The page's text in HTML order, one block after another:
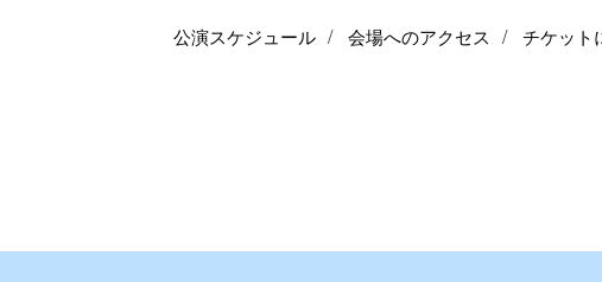
公演スケジュール 会場へのアクセス チケット